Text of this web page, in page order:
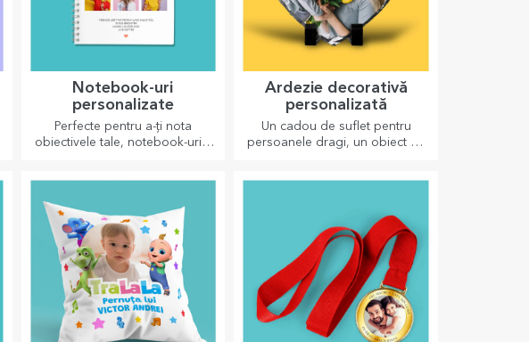
Notebook-uri
personalizate
Perfecte pentru a-ți nota
obiectivele tale, notebook-urile
Ardezie decorativă
personalizată
Un cadou de suflet pentru
persoanele dragi, un obiect de